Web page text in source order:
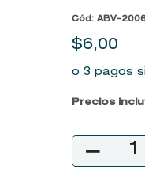
Cód : ABV-
$6,00
o 3 pagos
Precios
－